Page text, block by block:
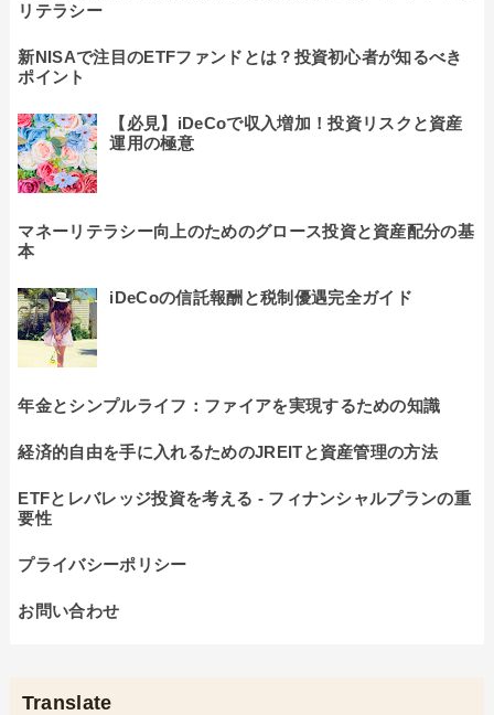
リテラシー
新NISAで注目のETFファンドとは？投資初心者が知るべき
ポイント
【必見】iDeCoで収入増加！投資リスクと資産
運用の極意
マネーリテラシー向上のためのグロース投資と資産配分の基
本
iDeCoの信託報酬と税制優遇完全ガイド
年金とシンプルライフ：ファイアを実現するための知識
経済的自由を手に入れるためのJREITと資産管理の方法
ETFとレバレッジ投資を考える - フィナンシャルプランの重
要性
プライバシーポリシー
お問い合わせ
Translate